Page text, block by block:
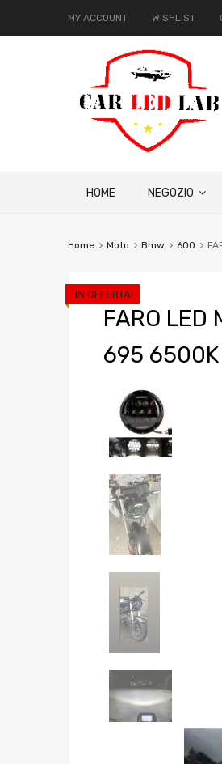
MY ACCOUNT WISHLIST
HOME NEGOZIO
Home Moto Bmw 600
FARO LED
695 6500K
IN OFFERTA!